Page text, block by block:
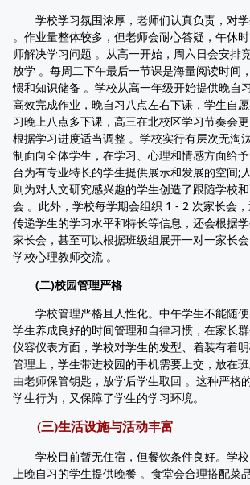
学校学习氛围浓厚，老师们认真负责，对学
。作业量整体较多，但老师会耐心答疑，午休
师解决学习问题 。从高一开始，周六日会安排
放学 。每周二下午最后一节课是海量阅读时间
惯和知识储备 。学校从高一年级开始提供晚自
高效完成作业，晚自习八点左右下课，学生自
习晚上八点多下课，高三在北校区学习节奏会
根据学习进度适当调整 。学校实行有层次无淘
制面向全体学生，在学习、心理和情感方面给
台为有专业特长的学生提供展示和发展的空间;
则为对人文研究感兴趣的学生创造了跟随学校
会 。此外，学校每学期会组织 1 - 2 次家长会
传递学生的学习水平和特长等信息，还会根据
家长会，甚至可以根据班级组展开一对一家长
学校心理教师交流 。
(二)校园管理严格
学校管理严格且人性化。中午学生不能随便
学生养成良好的时间管理和自律习惯，在家长
仪容仪表方面，学校对学生的发型、着装有着
管理上，学生带进校园的手机需要上交，放在
由老师保管钥匙，放学后学生取回 。这种严格
学生行为，又保障了学生的学习环境。
(三)生活设施与活动丰富
学校目前暂无住宿，但餐饮条件良好。学校
上晚自习的学生提供晚餐 。食堂会合理搭配菜